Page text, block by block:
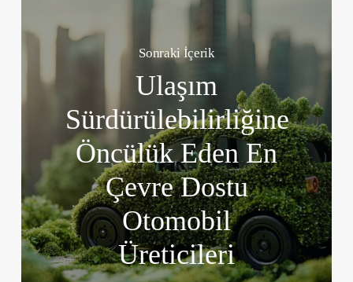
Sonraki İçerik
Ulaşım
Sürdürülebilirliğine
Öncülük Eden En
Çevre Dostu
Otomobil
Üreticileri